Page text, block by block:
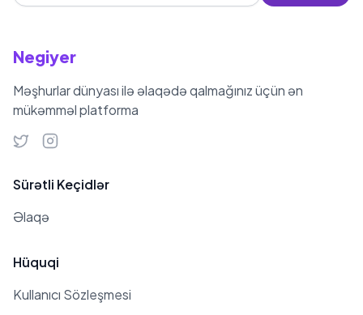
Negiyer
Məşhurlar dünyası ilə əlaqədə qalmağınız üçün ən
mükəmməl platforma
Sürətli Keçidlər
Əlaqə
Hüquqi
Kullanıcı Sözleşmesi